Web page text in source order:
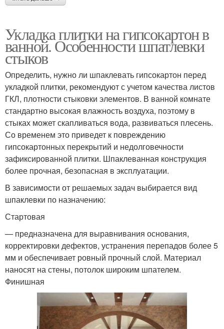
Укладка плитки на гипсокартон в
ванной. Особенности шпатлевки
стыков
Определить, нужно ли шпаклевать гипсокартон перед
укладкой плитки, рекомендуют с учетом качества листов
ГКЛ, плотности стыковки элементов. В ванной комнате
стандартно высокая влажность воздуха, поэтому в
стыках может скапливаться вода, развиваться плесень.
Со временем это приведет к повреждению
гипсокартонных перекрытий и недолговечности
зафиксированной плитки. Шпаклеванная конструкция
более прочная, безопасная в эксплуатации.
В зависимости от решаемых задач выбирается вид
шпаклевки по назначению:
Стартовая
— предназначена для выравнивания основания,
корректировки дефектов, устранения перепадов более 5
мм и обеспечивает ровный прочный слой. Материал
наносят на стены, потолок широким шпателем.
Финишная